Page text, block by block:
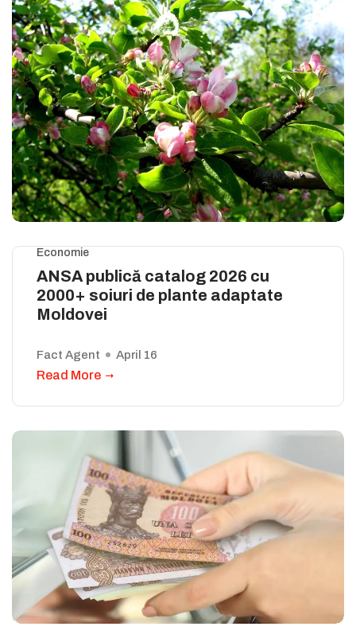
Economie
ANSA publică catalog 2026 cu
2000+ soiuri de plante adaptate
Moldovei
Fact Agent April 16
Read More